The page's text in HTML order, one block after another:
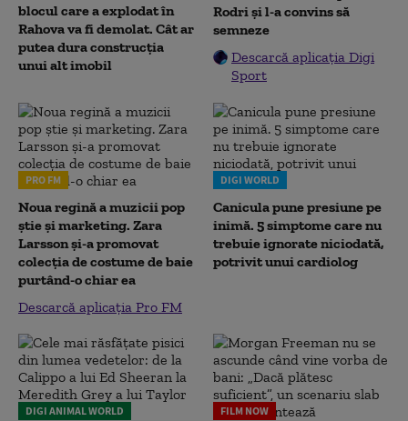
blocul care a explodat în
Rahova va fi demolat. Cât ar
putea dura construcția
unui alt imobil
Rodri și l-a convins să
semneze
Descarcă aplicația Digi
Sport
PRO FM
Noua regină a muzicii pop
știe și marketing. Zara
Larsson și-a promovat
colecția de costume de baie
purtând-o chiar ea
Descarcă aplicația Pro FM
DIGI WORLD
Canicula pune presiune pe
inimă. 5 simptome care nu
trebuie ignorate niciodată,
potrivit unui cardiolog
DIGI ANIMAL WORLD FILM NOW